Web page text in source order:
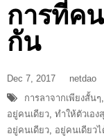
การที่ค
กัน
Dec 7, 2017 netdao
การลาจากเพียงสั้นๆ,
อยู่คนเดียว, ทำให้ตัวเอง
อยู่คนเดียว, อยู่คนเดียว